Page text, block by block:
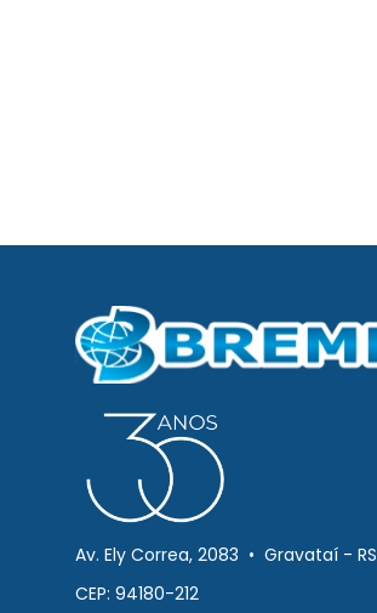
Av. Ely Correa, 2083 • Gravataí - RS
CEP: 94180-212